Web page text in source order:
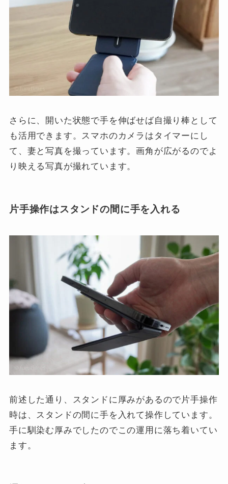
さらに、開いた状態で手を伸ばせば自撮り棒として
も活用できます。スマホのカメラはタイマーにし
て、妻と写真を撮っています。画角が広がるのでよ
り映える写真が撮れています。
片手操作はスタンドの間に手を入れる
前述した通り、スタンドに厚みがあるので片手操作
時は、スタンドの間に手を入れて操作しています。
手に馴染む厚みでしたのでこの運用に落ち着いてい
ます。